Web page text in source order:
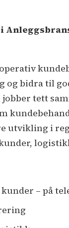
og bidra til
tett
utvikling i
– på